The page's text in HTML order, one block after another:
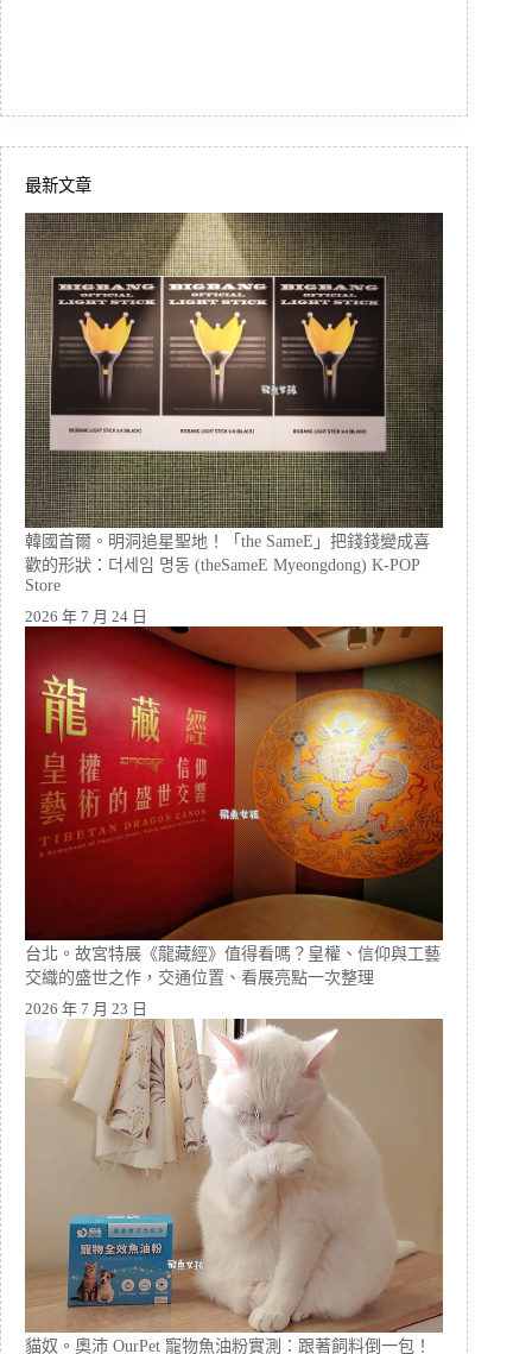
最新文章
韓國首爾。明洞追星聖地！「the SameE」把錢錢變成喜
歡的形狀：더세임 명동 (theSameE Myeongdong) K-POP
Store
2026 年 7 月 24 日
台北。故宮特展《龍藏經》值得看嗎？皇權、信仰與工藝
交織的盛世之作，交通位置、看展亮點一次整理
2026 年 7 月 23 日
貓奴。奧沛 OurPet 寵物魚油粉實測：跟著飼料倒一包！